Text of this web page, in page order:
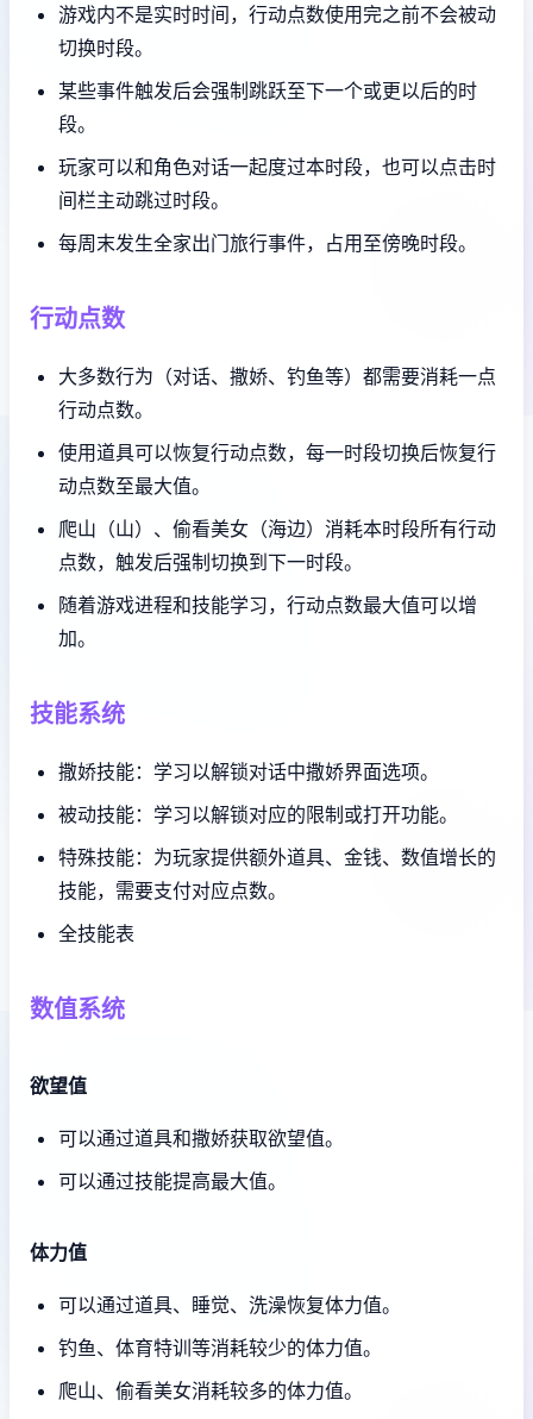
游戏内不是实时时间，行动点数使用完之前不会被动
切换时段。
某些事件触发后会强制跳跃至下一个或更以后的时
段。
玩家可以和角色对话一起度过本时段，也可以点击时
间栏主动跳过时段。
每周末发生全家出门旅行事件，占用至傍晚时段。
行动点数
大多数行为（对话、撒娇、钓鱼等）都需要消耗一点
行动点数。
使用道具可以恢复行动点数，每一时段切换后恢复行
动点数至最大值。
爬山（山）、偷看美女（海边）消耗本时段所有行动
点数，触发后强制切换到下一时段。
随着游戏进程和技能学习，行动点数最大值可以增
加。
技能系统
撒娇技能：学习以解锁对话中撒娇界面选项。
被动技能：学习以解锁对应的限制或打开功能。
特殊技能：为玩家提供额外道具、金钱、数值增长的
技能，需要支付对应点数。
全技能表
数值系统
欲望值
可以通过道具和撒娇获取欲望值。
可以通过技能提高最大值。
体力值
可以通过道具、睡觉、洗澡恢复体力值。
钓鱼、体育特训等消耗较少的体力值。
爬山、偷看美女消耗较多的体力值。